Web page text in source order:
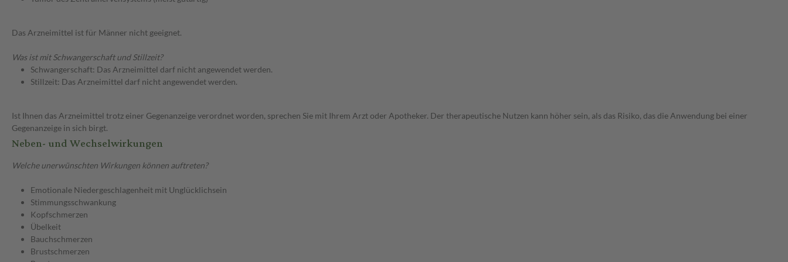
Das Arzneimittel ist für Männer nicht geeignet.
Was ist mit Schwangerschaft und Stillzeit?
Schwangerschaft: Das Arzneimittel darf nicht angewendet werden.
Stillzeit: Das Arzneimittel darf nicht angewendet werden.
Ist Ihnen das Arzneimittel trotz einer Gegenanzeige verordnet worden, sprechen Sie mit Ihrem Arzt oder Apotheker. Der therapeutische Nutzen kann höher sein, als das Risiko, das die Anwendung bei einer
Gegenanzeige in sich birgt.
Neben- und Wechselwirkungen
Welche unerwünschten Wirkungen können auftreten?
Emotionale Niedergeschlagenheit mit Unglücklichsein
Stimmungsschwankung
Kopfschmerzen
Übelkeit
Bauchschmerzen
Brustschmerzen